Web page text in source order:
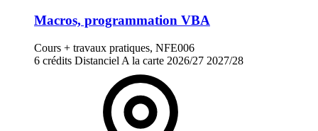
Macros, programmation VBA
Cours + travaux pratiques, NFE006
6 crédits Distanciel A la carte 2026/27 2027/28